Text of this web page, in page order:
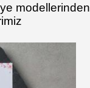
modellerinden